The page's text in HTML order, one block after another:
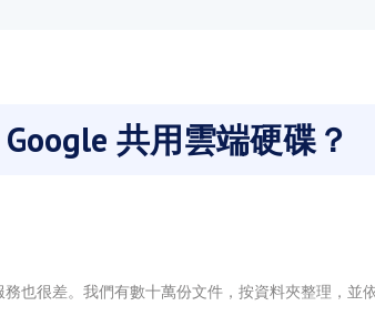
共用雲端硬碟？
也很差。我們有數十萬份文件，按資料夾整理，並